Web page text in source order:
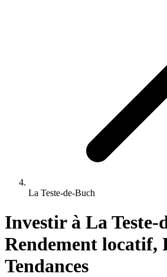
La Teste-de-Buch
Investir à La Teste-
Rendement locatif,
Tendances